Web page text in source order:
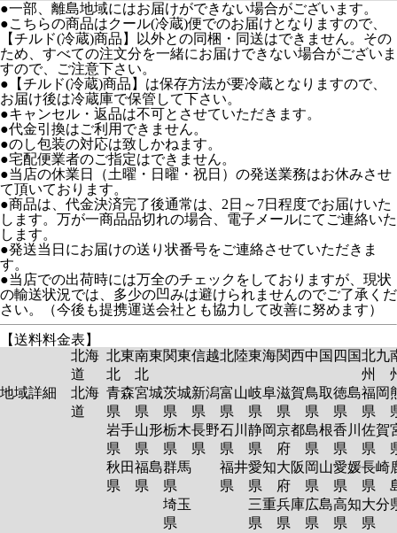
●一部、離島地域にはお届けができない場合がございます。
●こちらの商品はクール(冷蔵)便でのお届けとなりますので、
【チルド(冷蔵)商品】以外との同梱・同送はできません。その
ため、すべての注文分を一緒にお届けできない場合がございま
すので、ご注意下さい。
●【チルド(冷蔵)商品】は保存方法が要冷蔵となりますので、
お届け後は冷蔵庫で保管して下さい。
●キャンセル・返品は不可とさせていただきます。
●代金引換はご利用できません。
●のし包装の対応は致しかねます。
●宅配便業者のご指定はできません。
●当店の休業日（土曜・日曜・祝日）の発送業務はお休みさせ
て頂いております。
●商品は、代金決済完了後通常は、2日～7日程度でお届けいた
します。万が一商品品切れの場合、電子メールにてご連絡いた
します。
●発送当日にお届けの送り状番号をご連絡させていただきま
す。
●当店での出荷時には万全のチェックをしておりますが、現状
の輸送状況では、多少の凹みは避けられませんのでご了承くだ
さい。（今後も提携運送会社とも協力して改善に努めます）
【送料料金表】
北海
道
北東
北
南東
北
関東信越北陸東海関西中国 四国北九
州
地域詳細
北海
道
青森
県
岩手
県
秋田
県
宮城
県
山形
県
福島
県
茨城
県
栃木
県
群馬
県
埼玉
県
新潟
県
長野
県
富山
県
石川
県
福井
県
岐阜
県
静岡
県
愛知
県
三重
県
滋賀
県
京都
府
大阪
府
兵庫
県
鳥取
県
島根
県
岡山
県
広島
県
徳島
県
香川
県
愛媛
県
高知
県
福岡
県
佐賀
県
長崎
県
大分
県